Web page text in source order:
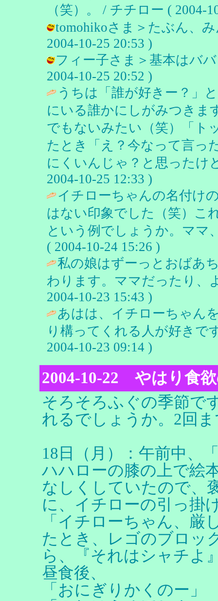
（笑）。 / チチロー ( 2004-
tomohikoさま＞たぶん、
2004-10-25 20:53 )
フィー子さま＞基本はバ
2004-10-25 20:52 )
うちは「誰が好きー？」
にいる誰かにしがみつきま
でもないみたい（笑）「ト
たとき「え？今なって言っ
にくいんじゃ？と思ったけ
2004-10-25 12:33 )
イチローちゃんの名付け
はない印象でした（笑）こ
という例でしょうか。マ
( 2004-10-24 15:26 )
私の娘はずーっとおばあ
わります。ママだったり、
2004-10-23 15:43 )
あはは、イチローちゃん
り構ってくれる人が好きで
2004-10-23 09:14 )
2004-10-22 やはり食
そろそろふぐの季節で
れるでしょうか。2回
18日（月）：午前中、
ハハローの膝の上で絵
なしくしていたので、
に、イチローの引っ掛
「イチローちゃん、厳
たとき、レゴのブロッ
ら、『それはシャチよ
昼食後、
「おにぎりかくのー」